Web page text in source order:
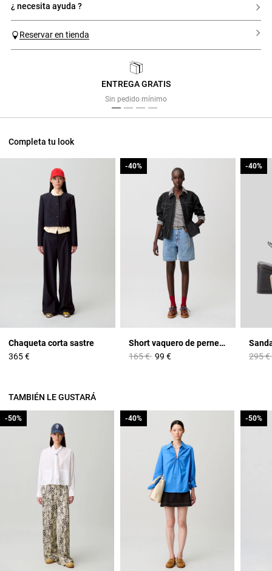
¿ necesita ayuda ?
Reservar en tienda
ENTREGA GRATIS
Sin pedido mínimo
Completa tu look
Chaqueta corta sastre
365 €
Short vaquero de pernera recta
Price reduced from
165 €to
-40%
99 €
-40%
Price
295 €
-40%
-40%
TAMBIÉN LE GUSTARÁ
-50%
-50% -40%
-40% -50%
-50%